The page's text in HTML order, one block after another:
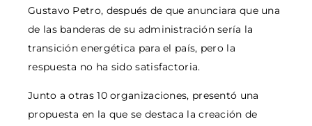
Gustavo Petro, después de que anunciara que una
de las banderas de su administración sería la
transición energética para el país, pero la
respuesta no ha sido satisfactoria.
Junto a otras 10 organizaciones, presentó una
propuesta en la que se destaca la creación de